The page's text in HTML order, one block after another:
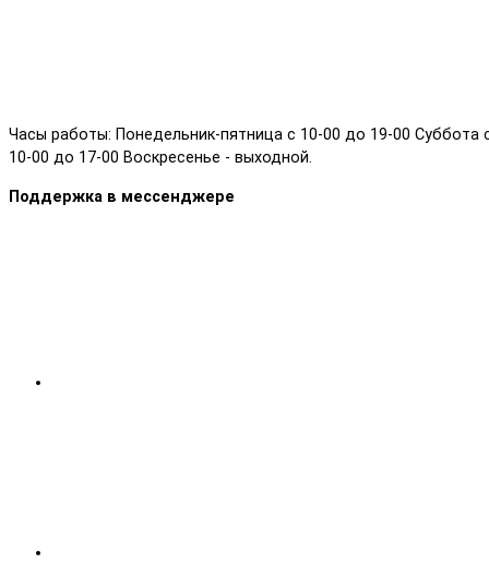
Часы работы: Понедельник-пятница с 10-00 до 19-00 Суббота
10-00 до 17-00 Воскресенье - выходной.
Поддержка в мессенджере